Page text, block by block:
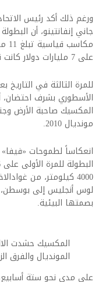
ورغم ذلك أكد رئيس
جاني إنفانتينو، أن
على 7 مليارات دولار كانت قد حققتها نسخة 2022 في قطر.
المكسيك صاحبة الأرض
مونديال 2010.
انعكاساً لطموحات
4000 كيلومتر، من
لوس أنجليس إلى
بصمتها البيئية.
المكسيك حشدت
المونديال والفرق